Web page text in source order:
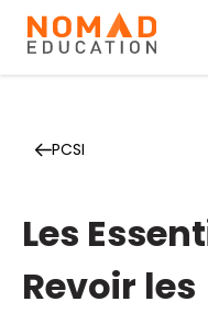
PCSI
Les
Revoir les